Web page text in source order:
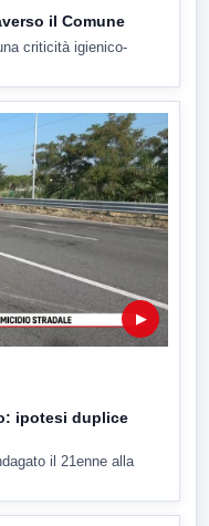
il Comune
criticità igienico-
▶
ipotesi duplice
il 21enne alla